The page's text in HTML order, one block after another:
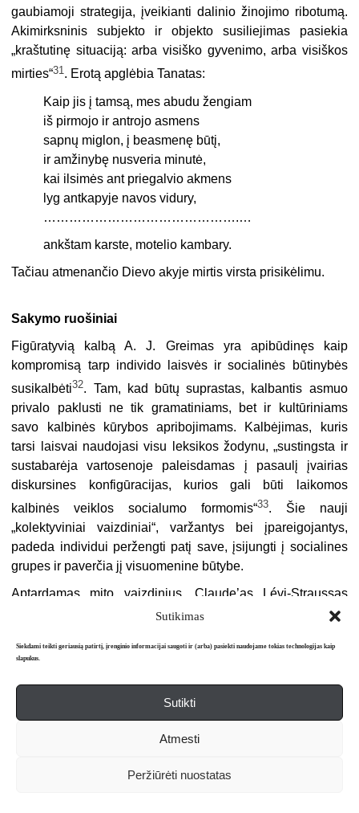
Sutikimas
Siekdami teikti geriausią patirtį, įrenginio informacijai saugoti ir (arba) pasiekti naudojame tokias technologijas kaip
slapukus.
Sutikti
Atmesti
Peržiūrėti nuostatas
gaubiamoji strategija, įveikianti dalinio žinojimo ribotumą.
Akimirksninis subjekto ir objekto susiliejimas pasiekia
„kraštutinę situaciją: arba visiško gyvenimo, arba visiškos
mirties“31 . Erotą apglėbia Tanatas:
Kaip jis į tamsą, mes abudu žengiam
iš pirmojo ir antrojo asmens
sapnų miglon, į beasmenę būtį,
ir amžinybę nusveria minutė,
kai ilsimės ant priegalvio akmens
lyg antkapyje navos vidury,
……………………………………….…
ankštam karste, motelio kambary.
Tačiau atmenančio Dievo akyje mirtis virsta prisikėlimu.
Sakymo ruošiniai
Figūratyvią kalbą A. J. Greimas yra apibūdinęs kaip
kompromisą tarp individo laisvės ir socialinės būtinybės
susikalbėti32. Tam, kad būtų suprastas, kalbantis asmuo
privalo paklusti ne tik gramatiniams, bet ir kultūriniams
savo kalbinės kūrybos apribojimams. Kalbėjimas, kuris
tarsi laisvai naudojasi visu leksikos žodynu, „sustingsta ir
sustabarėja vartosenoje paleisdamas į pasaulį įvairias
diskursines konfigūracijas, kurios gali būti laikomos
kalbinės veiklos socialumo formomis“33. Šie nauji
„kolektyviniai vaizdiniai“, varžantys bei įpareigojantys,
padeda individui peržengti patį save, įsijungti į socialines
grupes ir paverčia jį visuomenine būtybe.
Aptardamas mito vaizdinius, Claude’as Lévi-Straussas
pasitelkia semantines asociacijas, slypinčias prancūzų
branduolys – netikėtas judesys: atšokęs kamuolys ar
žirgas, išsukęs iš tiesaus kelio, kad išvengtų kliūties.
Dabartinėje prancūzų kalboje
viską daro pats, savo rankomis ir naudodamas, priešingai